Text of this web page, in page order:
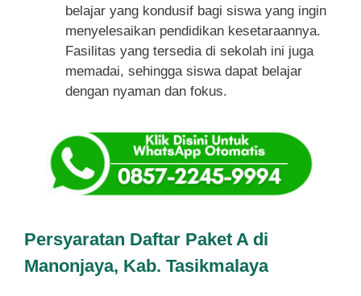
belajar yang kondusif bagi siswa yang ingin
menyelesaikan pendidikan kesetaraannya.
Fasilitas yang tersedia di sekolah ini juga
memadai, sehingga siswa dapat belajar
dengan nyaman dan fokus.
Persyaratan Daftar Paket A di
Manonjaya, Kab. Tasikmalaya